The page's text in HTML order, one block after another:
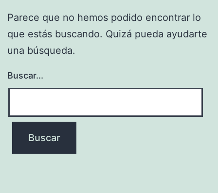
Parece que no hemos podido encontrar lo
que estás buscando. Quizá pueda ayudarte
una búsqueda.
Buscar...